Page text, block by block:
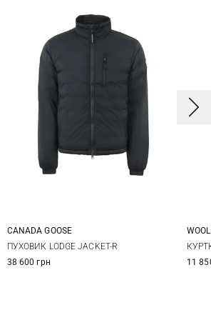
S M L
CANADA GOOSE
ПУХОВИК LODGE JACKET-R
38 600 грн
M
11